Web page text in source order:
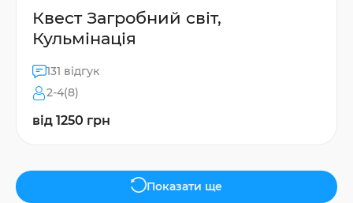
Квест Загробний світ,
Кульмінація
131 відгук
2-4(8)
від 1250 грн
Показати ще